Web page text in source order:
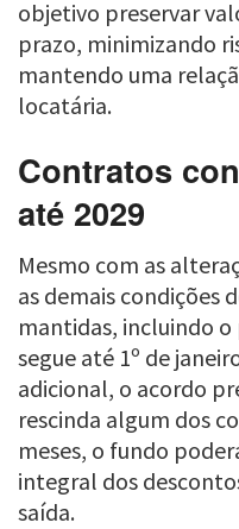
objetivo preservar
prazo, minimizando
mantendo uma
locatária.
Contratos
até 2029
Mesmo com as
as demais condições
mantidas, incluindo o
segue até 1º de
adicional, o acordo
rescinda algum dos
meses, o fundo
integral dos
saída.